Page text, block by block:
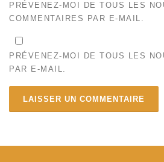
PRÉVENEZ-MOI DE TOUS LES
COMMENTAIRES PAR E-MAIL.
PRÉVENEZ-MOI DE TOUS LES
PAR E-MAIL.